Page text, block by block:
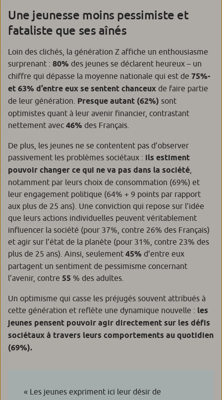
Une jeunesse moins pessimiste et
fataliste que ses aînés
Loin des clichés, la génération Z affiche un enthousiasme
surprenant : 80% des jeunes se déclarent heureux – un
chiffre qui dépasse la moyenne nationale qui est de 75%-
et 63% d’entre eux se sentent chanceux de faire partie
de leur génération. Presque autant (62%) sont
optimistes quant à leur avenir financier, contrastant
nettement avec 46% des Français.
De plus, les jeunes ne se contentent pas d’observer
passivement les problèmes sociétaux : ils estiment
pouvoir changer ce qui ne va pas dans la société
notamment par leurs choix de consommation (69%) et
leur engagement politique (64% + 9 points par rapport
aux plus de 25 ans). Une conviction qui repose sur l’idée
que leurs actions individuelles peuvent véritablement
influencer la société (pour 37%, contre 26% des Français)
et agir sur l’état de la planète (pour 31%, contre 23% des
plus de 25 ans). Ainsi, seulement 45% d’entre eux
partagent un sentiment de pessimisme concernant
l’avenir, contre 55 % des adultes.
Un optimisme qui casse les préjugés souvent attribués à
cette génération et reflète une dynamique nouvelle : les
jeunes pensent pouvoir agir directement sur les défis
sociétaux à travers leurs comportements au quotidien
(69%).
« Les jeunes expriment ici leur désir de